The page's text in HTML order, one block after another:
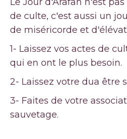
de culte, c'est aussi un
de miséricorde et
1- Laissez vos actes de
qui en ont le plus besoin.
2- Laissez votre dua être
3- Faites de votre
sauvetage.